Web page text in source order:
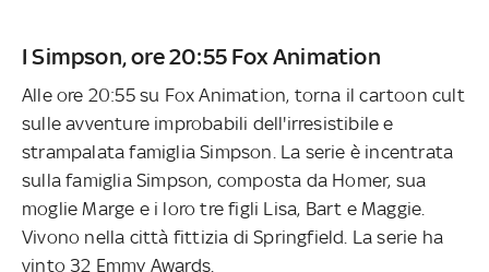
I Simpson, ore 20:55 Fox Animation
Alle ore 20:55 su Fox Animation, torna il cartoon cult
sulle avventure improbabili dell'irresistibile e
strampalata famiglia Simpson. La serie è incentrata
sulla famiglia Simpson, composta da Homer, sua
moglie Marge e i loro tre figli Lisa, Bart e Maggie.
Vivono nella città fittizia di Springfield. La serie ha
vinto 32 Emmy Awards.